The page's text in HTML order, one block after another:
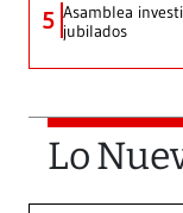
5 Asamblea
jubilados
Lo